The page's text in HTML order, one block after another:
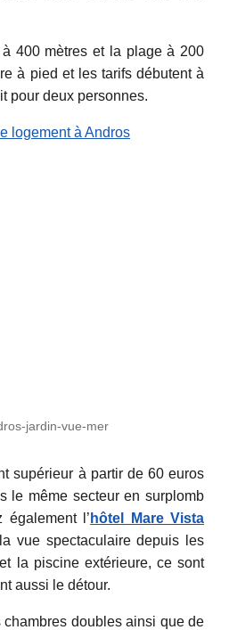
400 mètres et la plage à 200
à pied et les tarifs débutent à
pour deux personnes.
logement à Andros
jardin-vue-mer
supérieur à partir de 60 euros
le même secteur en surplomb
également l’ hôtel Mare Vista
vue spectaculaire depuis les
la piscine extérieure, ce sont
aussi le détour.
doubles ainsi que de